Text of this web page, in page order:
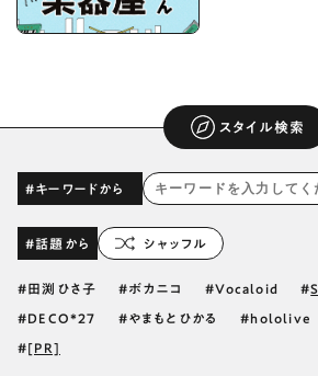
スタイル検索
#キーワードから
#話題から シャッフル
田渕ひさ子 ボカニコ Vocaloid
DECO*27 やまもとひかる hololive
[PR]